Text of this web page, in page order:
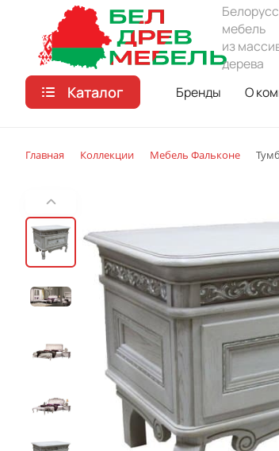
мебель
из
дерева
Каталог Бренды О
Главная Коллекции Мебель Фальконе